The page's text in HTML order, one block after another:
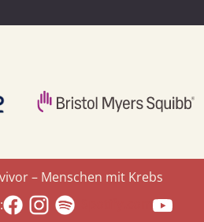
– Menschen mit Krebs
: